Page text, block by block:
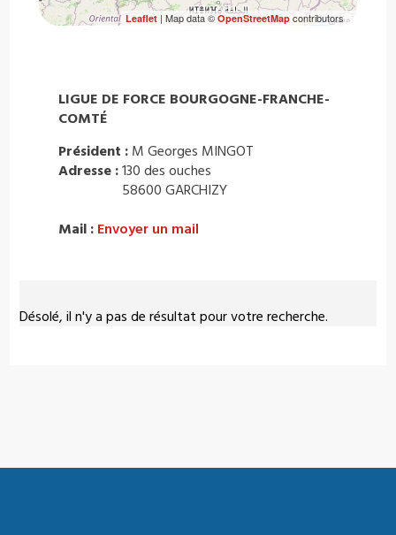
Désolé, il n'y a pas de résultat pour votre recherche.
Leaflet| Map data ©OpenStreetMapcontributors
LIGUE DE FORCE BOURGOGNE-FRANCHE-
COMTÉ
Président : M Georges MINGOT
Adresse :130 des ouches
58600 GARCHIZY
Mail : Envoyer un mail